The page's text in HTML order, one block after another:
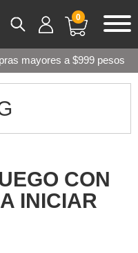
0
mayores a $999 pesos
CON
INICIAR